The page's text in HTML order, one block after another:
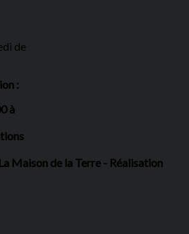
de
:
à
Maison de la Terre - Réalisation